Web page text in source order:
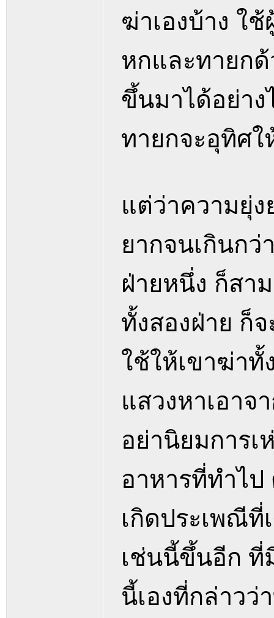
ฆ่าเองบ้าง ใ
หกและทายก
ขึ้นมาได้อย่าง
ทายกจะอุทิศใ
แต่ว่าความยุ่ง
ยากจนเกินก
ฝ่ายหนึ่ง ก็สา
ทั้งสองฝ่าย ก็
ใช้ให้เขาฆ่าทั้
แสวงหาเอาจ
อย่านิยมการเ
อาหารที่ทำไป
เกิดประเพณี
เช่นนี้ขึ้นอีก ที่
นี้เองที่กล่าวว่